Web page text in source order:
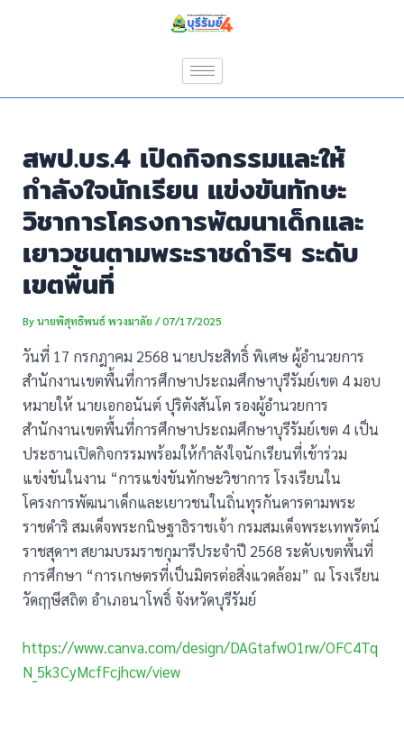
สพป.บร.4 เปิดกิจกรรมและให้
กำลังใจนักเรียน แข่งขันทักษะ
วิชาการโครงการพัฒนาเด็กและ
เยาวชนตามพระราชดำริฯ ระดับ
เขตพื้นที่
Byนายพิสุทธิพนธ์ พวงมาลัย/07/17/2025
วันที่ 17 กรกฎาคม 2568 นายประสิทธิ์ พิเศษ ผู้อำนวยการ
สำนักงานเขตพื้นที่การศึกษาประถมศึกษาบุรีรัมย์เขต 4 มอบ
หมายให้ นายเอกอนันต์ ปุริตังสันโต รองผู้อำนวยการ
สำนักงานเขตพื้นที่การศึกษาประถมศึกษาบุรีรัมย์เขต 4 เป็น
ประธานเปิดกิจกรรมพร้อมให้กำลังใจนักเรียนที่เข้าร่วม
แข่งขันในงาน “การแข่งขันทักษะวิชาการ โรงเรียนใน
โครงการพัฒนาเด็กและเยาวชนในถิ่นทุรกันดารตามพระ
ราชดำริ สมเด็จพระกนิษฐาธิราชเจ้า กรมสมเด็จพระเทพรัตน์
ราชสุดาฯ สยามบรมราชกุมารีประจำปี 2568 ระดับเขตพื้นที่
การศึกษา “การเกษตรที่เป็นมิตรต่อสิ่งแวดล้อม” ณ โรงเรียน
วัดฤๅษีสถิต อำเภอนาโพธิ์ จังหวัดบุรีรัมย์
https://www.canva.com/design/DAGtafwO1rw/OFC4Tq
N_5k3CyMcfFcjhcw/view